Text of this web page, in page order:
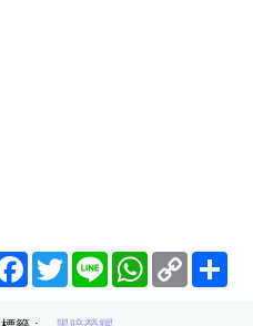
Facebook
TwitterLine WhatsApp
Copy
Link
分